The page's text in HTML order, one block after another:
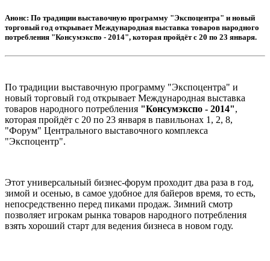
Анонс: По традиции выставочную программу "Экспоцентра" и новый
торговый год открывает Международная выставка товаров народного
потребления "Консумэкспо - 2014", которая пройдёт с 20 по 23 января.
По традиции выставочную программу "Экспоцентра" и
новый торговый год открывает Международная выставка
товаров народного потребления "Консумэкспо - 2014",
которая пройдёт с 20 по 23 января в павильонах 1, 2, 8,
"Форум" Центрального выставочного комплекса
"Экспоцентр".
Этот универсальный бизнес-форум проходит два раза в год,
зимой и осенью, в самое удобное для байеров время, то есть,
непосредственно перед пиками продаж. Зимний смотр
позволяет игрокам рынка товаров народного потребления
взять хороший старт для ведения бизнеса в новом году.